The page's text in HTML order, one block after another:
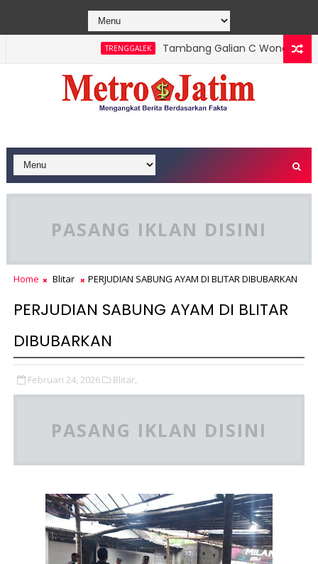
TRENGGALEK Tambang Galian C Wonorejo
PASANG IKLAN DISINI
Home Blitar PERJUDIAN SABUNG AYAM DI BLITAR DIBUBARKAN
PERJUDIAN SABUNG AYAM DI BLITAR
DIBUBARKAN
Februari 24, 2026 Blitar,
PASANG IKLAN DISINI